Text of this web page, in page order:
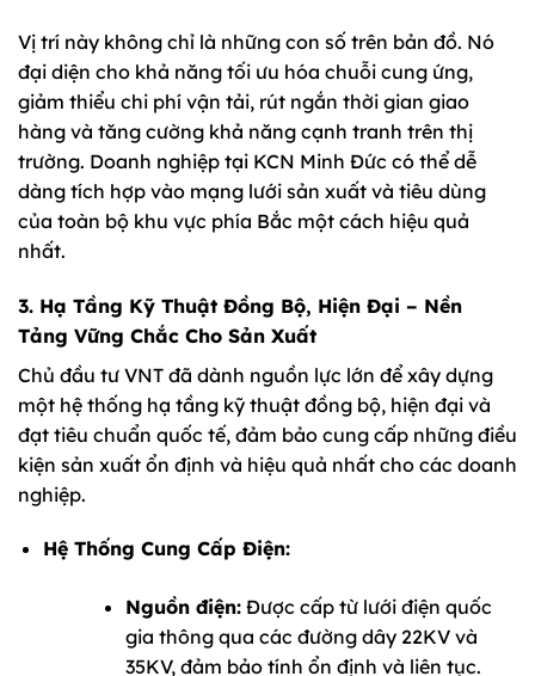
Vị trí này không chỉ là những con số trên bản đồ. Nó
đại diện cho khả năng tối ưu hóa chuỗi cung ứng,
giảm thiểu chi phí vận tải, rút ngắn thời gian giao
hàng và tăng cường khả năng cạnh tranh trên thị
trường. Doanh nghiệp tại KCN Minh Đức có thể dễ
dàng tích hợp vào mạng lưới sản xuất và tiêu dùng
của toàn bộ khu vực phía Bắc một cách hiệu quả
nhất.
3. Hạ Tầng Kỹ Thuật Đồng Bộ, Hiện Đại – Nền
Tảng Vững Chắc Cho Sản Xuất
Chủ đầu tư VNT đã dành nguồn lực lớn để xây dựng
một hệ thống hạ tầng kỹ thuật đồng bộ, hiện đại và
đạt tiêu chuẩn quốc tế, đảm bảo cung cấp những điều
kiện sản xuất ổn định và hiệu quả nhất cho các doanh
nghiệp.
Hệ Thống Cung Cấp Điện:
Nguồn điện:Được cấp từ lưới điện quốc
gia thông qua các đường dây 22KV và
35KV, đảm bảo tính ổn định và liên tục.